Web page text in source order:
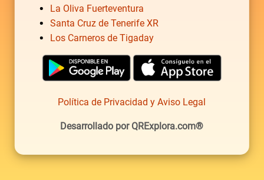
La Oliva Fuerteventura
Santa Cruz de Tenerife XR
Los Carneros de Tigaday
Política de Privacidad y Aviso Legal
Desarrollado por QRExplora.com®